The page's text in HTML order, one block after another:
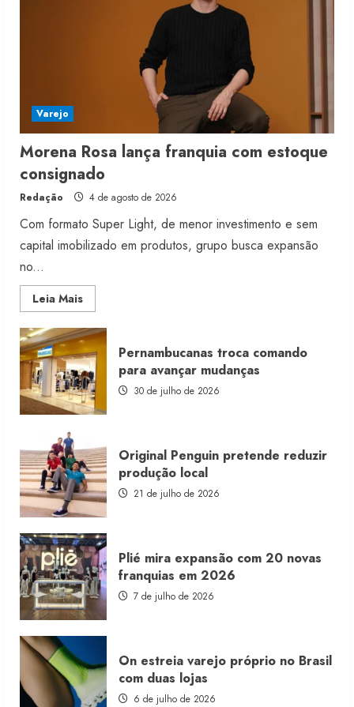
Varejo
Morena Rosa lança franquia com estoque
consignado
Redação 4 de agosto de 2026
Com formato Super Light, de menor investimento e sem
capital imobilizado em produtos, grupo busca expansão
no...
Leia MaisRead
more
Morena
Rosa
lança
franquia
com
estoque
consignado
Pernambucanas troca comando
para avançar mudanças
30 de julho de 2026
Original Penguin pretende reduzir
produção local
21 de julho de 2026
Plié mira expansão com 20 novas
franquias em 2026
7 de julho de 2026
On estreia varejo próprio no Brasil
com duas lojas
6 de julho de 2026